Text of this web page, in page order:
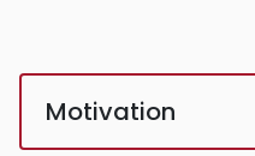
Motivation